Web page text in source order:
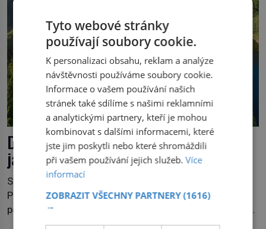
Dal si doutníkový magnát postavit hrad
jako z pohádky?
Střední Evropu v roce 1241 zle poplení Mongolové.
Později obávaní kočovníci sice odtáhnou, všichni ale
počítají s jejich návratem. Václav I. proto začne jednat.
Na další případné řádění barbarů z východu se chce
Tyto webové stránky
používají soubory cookie.
K personalizaci obsahu, reklam a analýze
návštěvnosti používáme soubory cookie.
Informace o vašem používání našich
stránek také sdílíme s našimi reklamními
a analytickými partnery, kteří je mohou
kombinovat s dalšími informacemi, které
jste jim poskytli nebo které shromáždili
při vašem používání jejich služeb.Více
informací
ZOBRAZIT VŠECHNY PARTNERY(1616)
→